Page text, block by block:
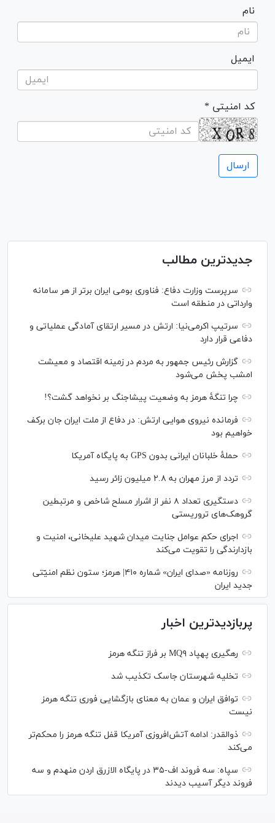
نام
ایمیل
* کد امنیتی
جدیدترین مطالب
سرپرست وزارت دفاع: فناوری بومی ایران برتر از هر سامانه
وارداتی در منطقه است
سرتیپ اکرمی‌نیا: ارتش در مسیر ارتقای آمادگی عملیاتی و
دفاعی قرار دارد
گزارش رئیس‌ جمهور به مردم در زمینه اقتصاد و معیشت
امشب پخش می‌شود
چرا تنگۀ هرمز به وضعیت پیشاجنگ بر نخواهد گشت؟!
فرمانده نیروی هوایی ارتش: در دفاع از ملت ایران جان برکف
خواهیم بود
حملۀ خلبانان ایرانی بدون GPS به پایگاه آمریکا
تردد از مرز مهران به ۲.۸ میلیون زائر رسید
دستگیری تعداد ۸ نفر از اشرار مسلح شاخص و مرتبطین
گروهک‌های تروریستی
اجرای حکم عوامل جنایت میدان شهید علیخانی، امنیت و
بازدارندگی را تقویت می‌کند
روزنامه «صدای ایران» شماره ۴۱۰| هرمز؛ ستون نظم امنیّتی
جدید ایران
پربازدیدترین اخبار
رهگیری پهپاد MQ۹ بر فراز تنگه هرمز
تخلیه شهرستان جاسک تکذیب شد
توافق ایران و عمان به معنای بازگشایی فوری تنگه هرمز
نیست
ذوالقدر: ادامه آتش‌افروزی آمریکا قفل تنگه هرمز را محکم‌تر
می‌کند
سپاه: سه فروند اف-۳۵ در پایگاه الازرق اردن منهدم و سه
فروند دیگر آسیب دیدند